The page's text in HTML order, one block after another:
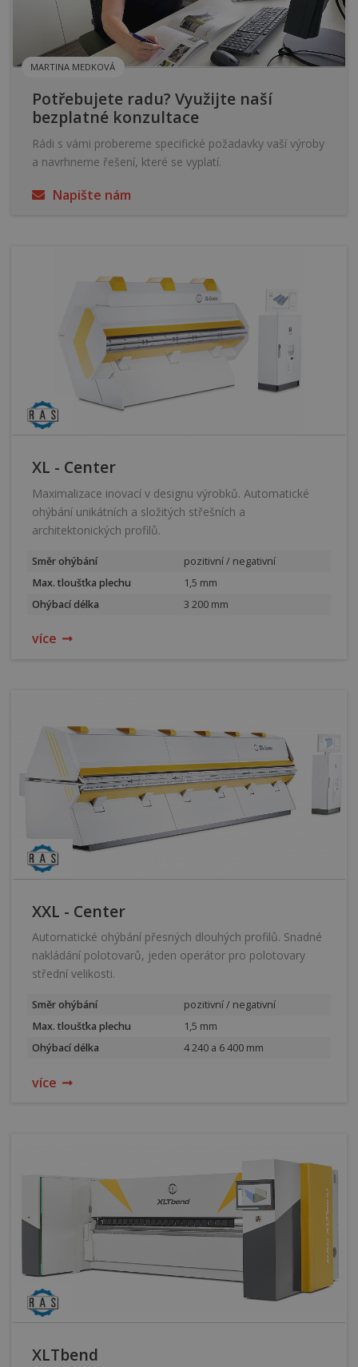
MARTINA MEDKOVÁ
Potřebujete radu? Využijte naší
bezplatné konzultace
Rádi s vámi probereme specifické požadavky vaší výroby
a navrhneme řešení, které se vyplatí.
Napište nám
XL - Center
Maximalizace inovací v designu výrobků. Automatické
ohýbání unikátních a složitých střešních a
architektonických profilů.
Směr ohýbání
pozitivní / negativní
Max. tloušťka plechu
1,5 mm
Ohýbací délka
3 200 mm
více
XXL - Center
Automatické ohýbání přesných dlouhých profilů. Snadné
nakládání polotovarů, jeden operátor pro polotovary
střední velikosti.
Směr ohýbání
pozitivní / negativní
Max. tloušťka plechu
1,5 mm
Ohýbací délka
4 240 a 6 400 mm
více
XLTbend